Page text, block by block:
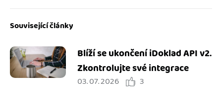
Související články
Blíží se ukončení iDoklad API v2.
Zkontrolujte své integrace
03. 07. 2026 3